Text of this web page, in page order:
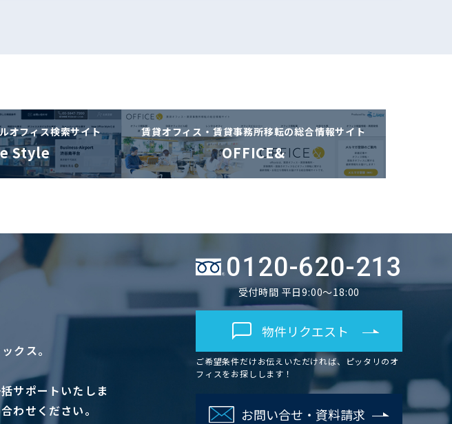
オフィス検索サイト
Style
賃貸オフィス・賃貸事務所移転の総合情報サイト
OFFICE&
クス。
サポートいたしま
わせください。
0120-620-213
受付時間 平日9:00～18:00
物件リクエスト
ご希望条件だけお伝えいただければ、ピッタリのオ
フィスをお探しします！
お問い合せ・資料請求